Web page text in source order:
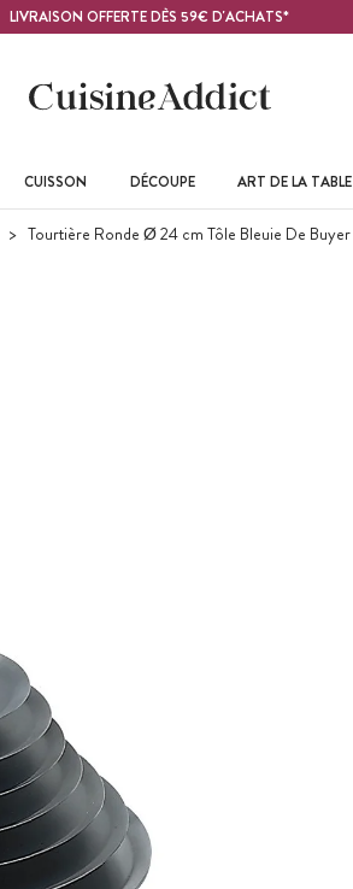
LIVRAISON OFFERTE DÈS 59€ D'ACHATS*
CUISSON DÉCOUPE ART DE LA TABLE
Tourtière Ronde Ø 24 cm Tôle Bleuie De Buyer